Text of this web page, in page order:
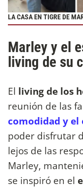
LA CASA EN TIGRE DE
Marley y el
living de su
El living de los
reunión de las
comodidad y el
poder disfrutar
lejos de las
Marley,
se inspiró en el